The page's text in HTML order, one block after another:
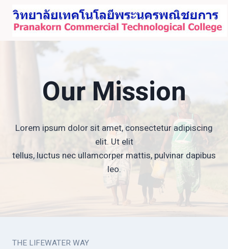
Skip
content
Our Mission
Lorem ipsum dolor sit amet, consectetur adipiscing
elit. Ut elit
tellus, luctus nec ullamcorper mattis, pulvinar dapibus
leo.
THE LIFEWATER WAY